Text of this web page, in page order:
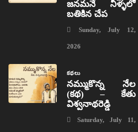
జనమనే నీళ్ళలో
బతికిన చేప
Sunday, July 12,
2026
కథలు
నమ్ముకొన్న నేల
(కథ) – కేతు
విశ్వనాథరెడ్డి
Saturday, July 11,